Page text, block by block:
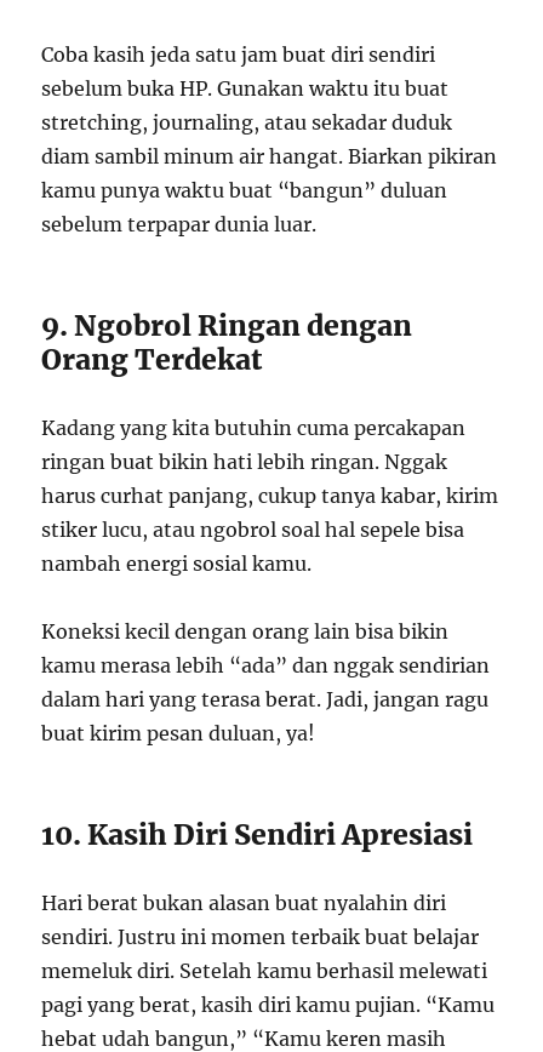
Coba kasih jeda satu jam buat diri sendiri
sebelum buka HP. Gunakan waktu itu buat
stretching, journaling, atau sekadar duduk
diam sambil minum air hangat. Biarkan pikiran
kamu punya waktu buat “bangun” duluan
sebelum terpapar dunia luar.
9. Ngobrol Ringan dengan
Orang Terdekat
Kadang yang kita butuhin cuma percakapan
ringan buat bikin hati lebih ringan. Nggak
harus curhat panjang, cukup tanya kabar, kirim
stiker lucu, atau ngobrol soal hal sepele bisa
nambah energi sosial kamu.
Koneksi kecil dengan orang lain bisa bikin
kamu merasa lebih “ada” dan nggak sendirian
dalam hari yang terasa berat. Jadi, jangan ragu
buat kirim pesan duluan, ya!
10. Kasih Diri Sendiri Apresiasi
Hari berat bukan alasan buat nyalahin diri
sendiri. Justru ini momen terbaik buat belajar
memeluk diri. Setelah kamu berhasil melewati
pagi yang berat, kasih diri kamu pujian. “Kamu
hebat udah bangun,” “Kamu keren masih